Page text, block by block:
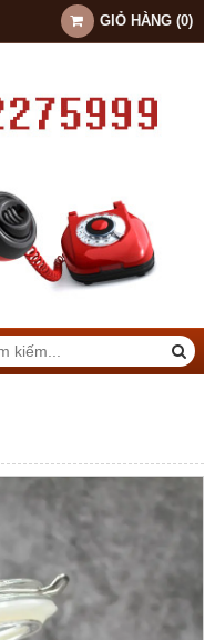
GIỎ HÀNG (0)